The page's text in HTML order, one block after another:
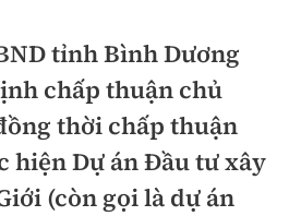
tỉnh Bình Dương
chấp thuận chủ
thời chấp thuận
hiện Dự án Đầu tư xây
(còn gọi là dự án